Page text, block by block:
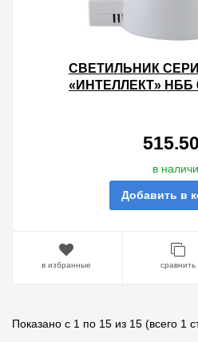
СВЕТИЛЬНИК
«ИНТЕЛЛЕКТ» НББ
в
Добавить в
в избранные сравнить
Показано с 1 по 15 из 15 (всего 1